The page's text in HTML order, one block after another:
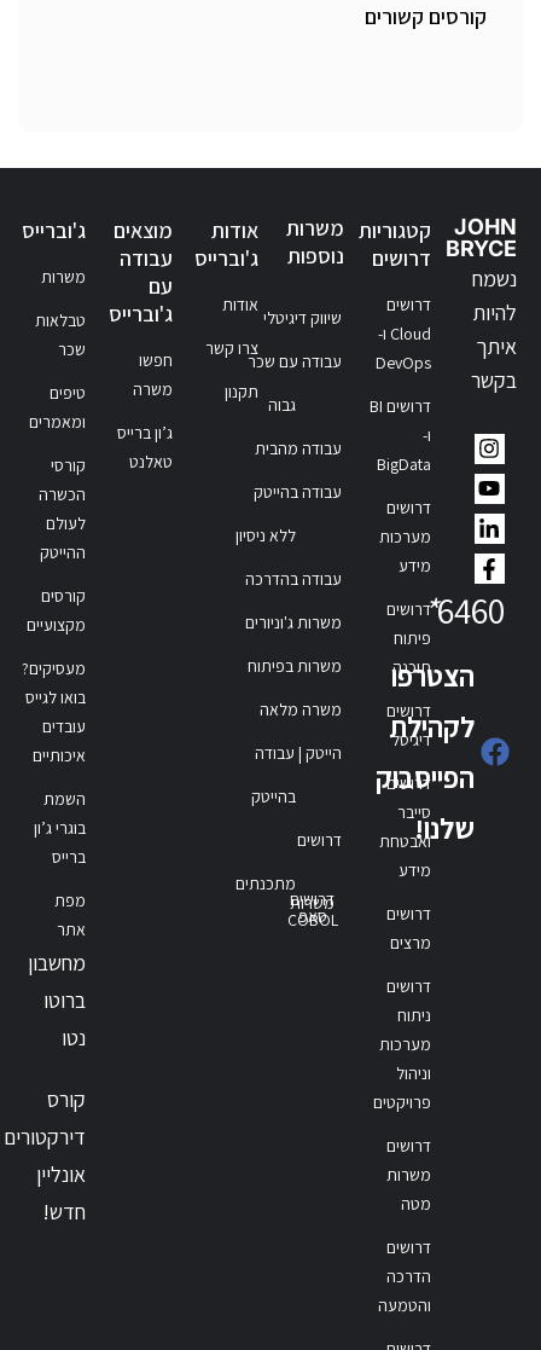
קורסים קשורים
JOHN
BRYCE
נשמח
להיות
איתך
בקשר
6460
*
הצטרפו
לקהילת
הפייסבוק
שלנו!
קטגוריות
דרושים
דרושים
Cloud ו-
DevOps
דרושים BI
ו-
BigData
דרושים
מערכות
מידע
דרושים
פיתוח
תוכנה
דרושים
דיגיטל
דרושים
סייבר
ואבטחת
מידע
דרושים
מרצים
דרושים
ניתוח
מערכות
וניהול
פרויקטים
דרושים
משרות
מטה
דרושים
הדרכה
והטמעה
משרות
נוספות
שיווק דיגיטלי
עבודה עם שכר
גבוה
עבודה מהבית
עבודה בהייטק
ללא ניסיון
עבודה בהדרכה
משרות ג'וניורים
משרות בפיתוח
משרה מלאה
הייטק | עבודה
בהייטק
דרושים
מתכנתים
דרושים
סאפ
משרות
COBOL
אודות
ג'וברייס
אודות
צרו קשר
תקנון
מוצאים
עבודה
עם
ג'וברייס
חפשו
משרה
ג’ון ברייס
טאלנט
ג'וברייס
משרות
טבלאות
שכר
טיפים
ומאמרים
קורסי
הכשרה
לעולם
ההייטק
קורסים
מקצועיים
מעסיקים?
בואו לגייס
עובדים
איכותיים
השמת
בוגרי ג’ון
ברייס
מפת
אתר
מחשבון
ברוטו
נטו
קורס
דירקטורים
אונליין
חדש!